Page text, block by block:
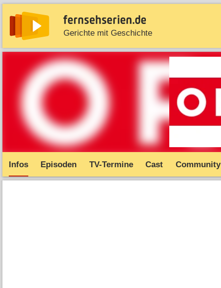
Gerichte mit Geschichte
News Entdecken Streaming TV-Starts
Infos Episoden TV-Termine Cast Community